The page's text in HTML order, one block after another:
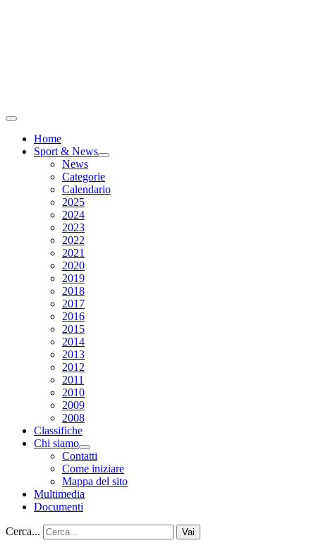
Home
Sport & News
News
Categorie
Calendario
2025
2024
2023
2022
2021
2020
2019
2018
2017
2016
2015
2014
2013
2012
2011
2010
2009
2008
Classifiche
Chi siamo
Contatti
Come iniziare
Mappa del sito
Multimedia
Documenti
Cerca... Vai